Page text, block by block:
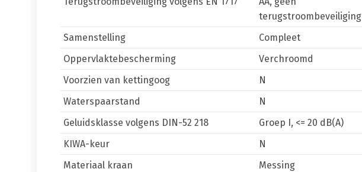
terugstroombeveiliging
Samenstelling
Compleet
Oppervlaktebescherming
Verchroomd
Voorzien van kettingoog
N
Waterspaarstand
N
Geluidsklasse volgens DIN-52 218
Groep I, <= 20 dB(A)
KIWA-keur
N
Materiaal kraan
Messing